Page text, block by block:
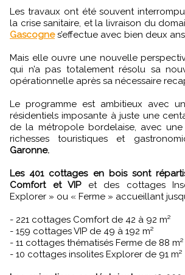
Les travaux ont été souvent interrompus, notamment par
la crise sanitaire, et la livraison du
Gascognes’effectue avec bien deux
Mais elle ouvre une nouvelle
qui n’a pas totalement résolu sa
opérationnelle après sa nécessaire
Le programme est ambitieux avec
résidentiels imposante à juste une
de la métropole bordelaise, avec
richesses touristiques et
Garonne.
Les 401 cottages en bois sont
Comfort et VIPet des cottages
Explorer » ou « Ferme » accueillant
- 221 cottages Comfort de 42 à 92 m²
- 159 cottages VIP de 49 à 192 m²
- 11 cottages thématisés Ferme de 88 m²
- 10 cottages insolites Explorer de 91 m²